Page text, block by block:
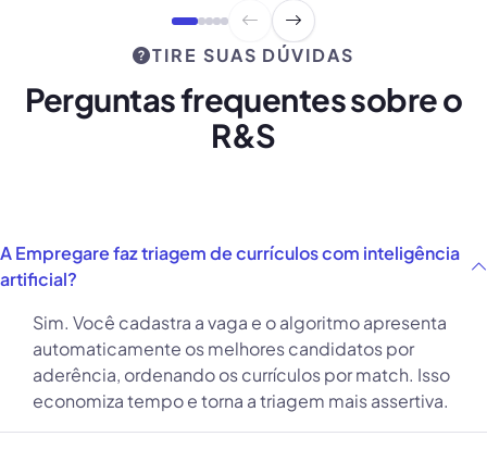
TIRE SUAS DÚVIDAS
Perguntas frequentes sobre o
R&S
A Empregare faz triagem de currículos com inteligência
artificial?
Sim. Você cadastra a vaga e o algoritmo apresenta
automaticamente os melhores candidatos por
aderência, ordenando os currículos por match. Isso
economiza tempo e torna a triagem mais assertiva.